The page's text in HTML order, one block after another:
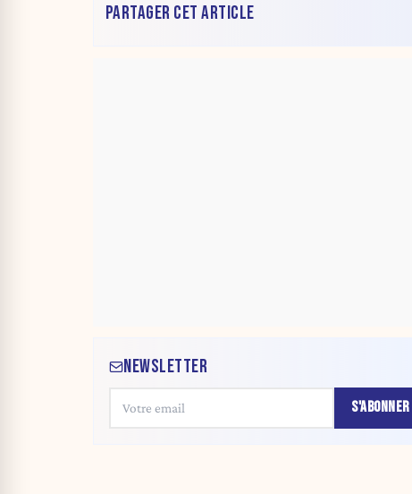
PARTAGER CET ARTICLE
NEWSLETTER
S'ABONNER